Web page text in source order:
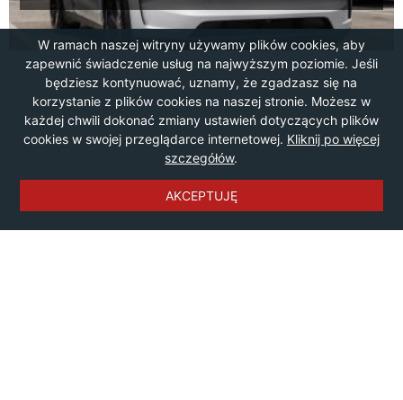
W ramach naszej witryny używamy plików cookies, aby
zapewnić świadczenie usług na najwyższym poziomie. Jeśli
będziesz kontynuować, uznamy, że zgadzasz się na
korzystanie z plików cookies na naszej stronie. Możesz w
każdej chwili dokonać zmiany ustawień dotyczących plików
cookies w swojej przeglądarce internetowej. Kliknij po więcej
szczegółów.
AKCEPTUJĘ